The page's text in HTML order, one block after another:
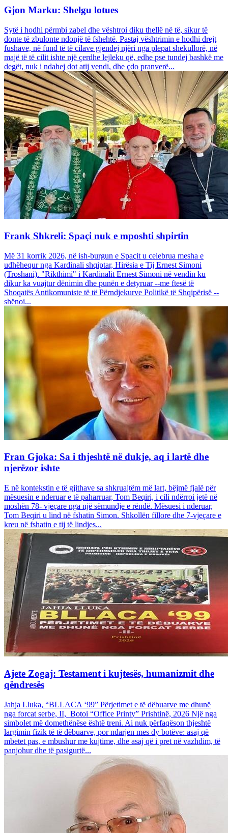
Gjon Marku: Shelgu lotues
Sytë i hodhi përmbi zabel dhe vështroi diku thellë në të, sikur të
donte të zbulonte ndonjë të fshehtë. Pastaj vështrimin e hodhi drejt
fushave, në fund të të cilave gjendej njëri nga plepat shekullorë, në
majë të të cilit ishte një çerdhe lejleku që, edhe pse tundej bashkë me
degët, nuk i ndahej dot atij vendi, dhe çdo pranverë...
Frank Shkreli: Spaçi nuk e mposhti shpirtin
Më 31 korrik 2026, në ish-burgun e Spaçit u celebrua mesha e
udhëhequr nga Kardinali shqiptar, Hirësia e Tij Ernest Simoni
(Troshani). "Rikthimi" i Kardinalit Ernest Simoni në vendin ku
dikur ka vuajtur dënimin dhe punën e detyruar --me ftesë të
Shoqatës Antikomuniste të të Përndjekurve Politikë të Shqipërisë --
shënoi...
Fran Gjoka: Sa i thjeshtë në dukje, aq i lartë dhe
njerëzor ishte
E në kontekstin e të gjithave sa shkruajtëm më lart, bëjmë fjalë për
mësuesin e nderuar e të paharruar, Tom Beqiri, i cili ndërroi jetë në
moshën 78- vjeçare nga një sëmundje e rëndë. Mësuesi i nderuar,
Tom Beqiri u lind në fshatin Simon. Shkollën fillore dhe 7-vjeçare e
kreu në fshatin e tij të lindjes...
Ajete Zogaj: Testament i kujtesës, humanizmit dhe
qëndresës
Jahja Lluka, “BLLACA ‘99” Përjetimet e të dëbuarve me dhunë
nga forcat serbe, II, Botoi “Office Printy” Prishtinë, 2026 Një nga
simbolet më domethënëse është treni. Ai nuk përfaqëson thjeshtë
largimin fizik të të dëbuarve, por ndarjen mes dy botëve: asaj që
mbetet pas, e mbushur me kujtime, dhe asaj që i pret në vazhdim, të
panjohur dhe të pasigurtë...